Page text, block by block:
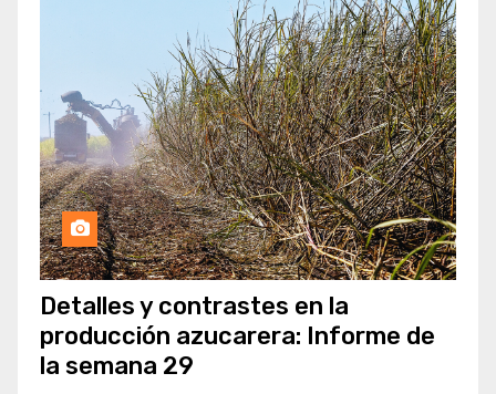
Detalles y contrastes en la
producción azucarera: Informe de
la semana 29